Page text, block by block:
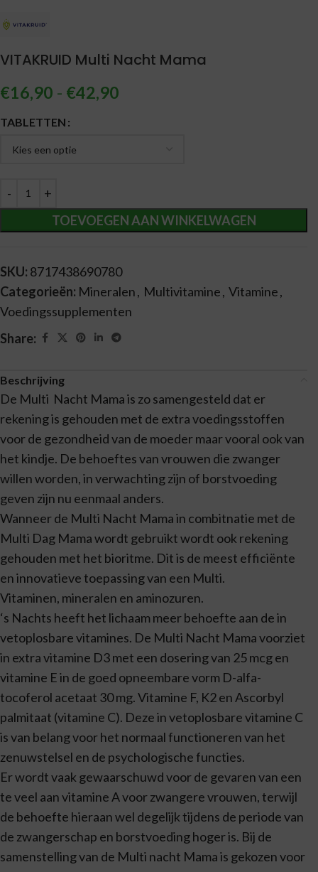
VITAKRUID Multi Nacht Mama
€16,90 - €42,90
TABLETTEN
TOEVOEGEN AAN WINKELWAGEN
Alternative:
SKU: 8717438690780
Categorieën: Mineralen, Multivitamine, Vitamine,
Voedingssupplementen
Share:
Beschrijving
De Multi Nacht Mama is zo samengesteld dat er
rekening is gehouden met de extra voedingsstoffen
voor de gezondheid van de moeder maar vooral ook van
het kindje. De behoeftes van vrouwen die zwanger
willen worden, in verwachting zijn of borstvoeding
geven zijn nu eenmaal anders.
Wanneer de Multi Nacht Mama in combitnatie met de
Multi Dag Mama wordt gebruikt wordt ook rekening
gehouden met het bioritme. Dit is de meest efficiënte
en innovatieve toepassing van een Multi.
Vitaminen, mineralen en aminozuren.
‘s Nachts heeft het lichaam meer behoefte aan de in
vetoplosbare vitamines. De Multi Nacht Mama voorziet
in extra vitamine D3 met een dosering van 25 mcg en
vitamine E in de goed opneembare vorm D-alfa-
tocoferol acetaat 30 mg. Vitamine F, K2 en Ascorbyl
palmitaat (vitamine C). Deze in vetoplosbare vitamine C
is van belang voor het normaal functioneren van het
zenuwstelsel en de psychologische functies.
Er wordt vaak gewaarschuwd voor de gevaren van een
te veel aan vitamine A voor zwangere vrouwen, terwijl
de behoefte hieraan wel degelijk tijdens de periode van
de zwangerschap en borstvoeding hoger is. Bij de
samenstelling van de Multi nacht Mama is gekozen voor